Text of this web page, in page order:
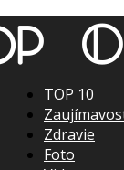
TOP 10
Zdravie
Foto